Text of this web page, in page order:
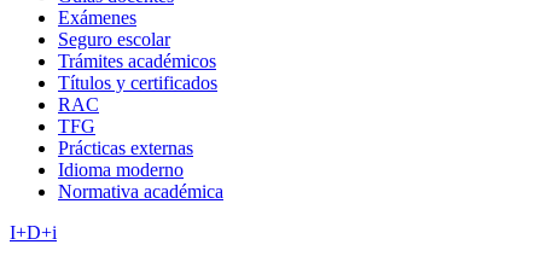
Exámenes
Seguro escolar
Trámites académicos
Títulos y certificados
RAC
TFG
Prácticas externas
Idioma moderno
Normativa académica
I+D+i